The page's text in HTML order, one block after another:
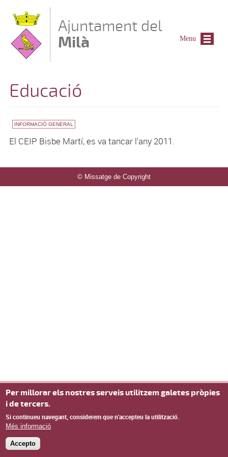
Ajuntament del
Milà
Educació
INFORMACIÓ GENERAL
El CEIP Bisbe Martí, es va tancar l'any 2011 .
© Missatge de Copyright
Menu
Per millorar els nostres serveis utilitzem galetes pròpies
i de tercers.
Si continueu navegant, considerem que n'accepteu la utilització.
Més informació
Accepto